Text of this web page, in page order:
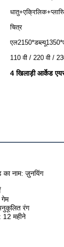
चित्र
110 वी / 220 वी /
4 खिलाड़ी आर्केड
का नाम: ज़ुनयिंग
गेम
रंग
12 महीने